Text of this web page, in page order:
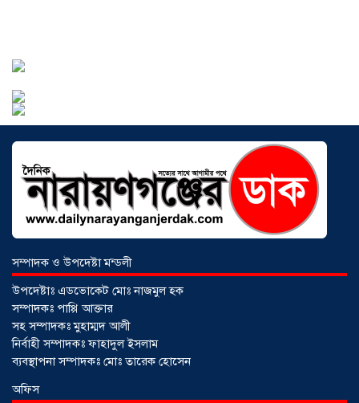
নারায়ণগঞ্জে জাতীয় যুব শক্তির নতুন কমিটি,
নেতৃত্বে বাঁধন-ইমন
০২ আগস্ট ২০২৬
আড়াইহাজারে বিএনপি-জামায়াতের মিছিলে
মুখোমুখি অবস্থান
০১ আগস্ট ২০২৬
সোনারগাঁয়ে দুটি হাসপাতালকে ভ্রাম্যমান
সম্পাদক ও উপদেষ্টা মন্ডলী
উপদেষ্টাঃ এডভোকেট মোঃ নাজমুল হক
সম্পাদকঃ পাপ্পি আক্তার
সহ সম্পাদকঃ মুহাম্মদ আলী
নির্বাহী সম্পাদকঃ ফাহাদুল ইসলাম
ব্যবস্থাপনা সম্পাদকঃ মোঃ তারেক হোসেন
অফিস